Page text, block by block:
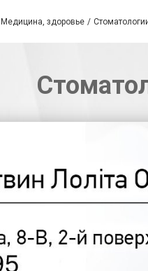
Медицина, здоровье